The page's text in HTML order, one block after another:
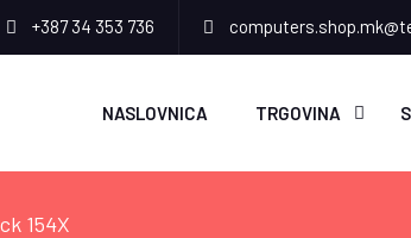
+387 34 353 736
NASLOVNICA TRGOVINA
154X